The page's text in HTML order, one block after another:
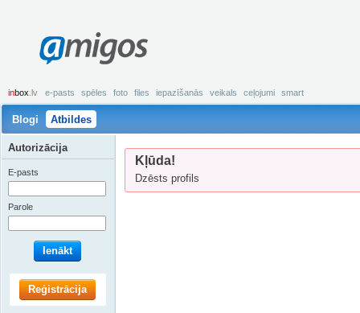
amigos
inbox .lv e-pasts spēles foto files iepazīšanās veikals ceļojumi smart
Blogi Atbildes
Kļūda!
Dzēsts profils
Autorizācija
E-pasts
Parole
Ienākt
Reģistrācija